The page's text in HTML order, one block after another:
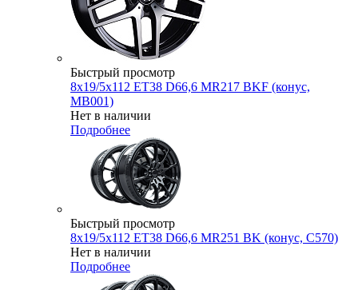
Быстрый просмотр
8x19/5x112 ET38 D66,6 MR217 BKF (конус,
MB001)
Нет в наличии
Подробнее
Быстрый просмотр
8x19/5x112 ET38 D66,6 MR251 BK (конус, C570)
Нет в наличии
Подробнее